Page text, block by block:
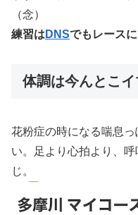
（念）
練習は DNSでもレース
体調は今んとこ
花粉症の時になる喘息
い。足より心拍より、
じ。